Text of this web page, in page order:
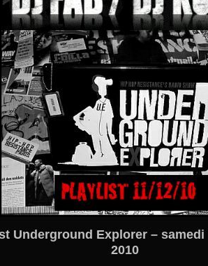
Underground Explorer – samedi
2010